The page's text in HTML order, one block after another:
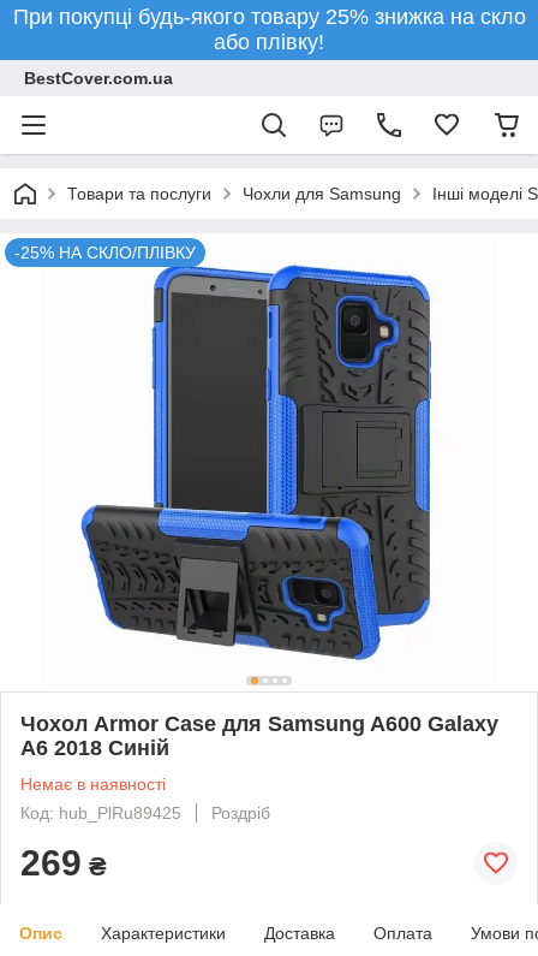
При покупці будь-якого товару 25% знижка на скло
або плівку!
BestCover.com.ua
Товари та послуги Чохли для Samsung Інші моделі
-25% НА СКЛО/ПЛІВКУ
Чохол Armor Case для Samsung A600 Galaxy
A6 2018 Синій
Немає в наявності
Код: hub_PlRu89425
Роздріб
269 ₴
Опис Характеристики Доставка Оплата Умови